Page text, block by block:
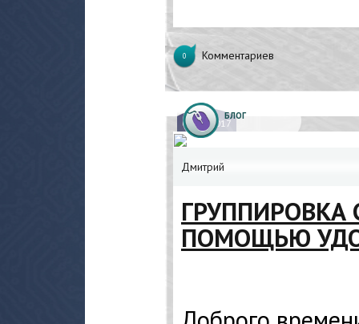
0 Комментариев
09.04.2017
БЛОГ
Дмитрий
ГРУППИРОВКА
ПОМОЩЬЮ